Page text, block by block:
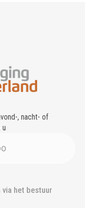
, nacht- of
u
het bestuur